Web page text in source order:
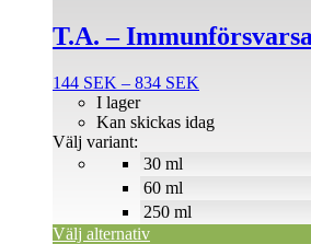
T.A. –
144 SEK – 834 SEK
till
30 ml
60 ml
250 ml
I lager
Kan skickas idag
Välj variant:
Välj alternativ
produkten
har
varianter.
olika
alternativen
produktsidan